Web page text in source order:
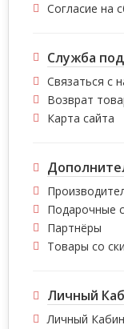
Согласие на
Служба
Связаться с
Возврат
Карта сайта
Подарочные
Партнёры
Товары со
Личный
Личный